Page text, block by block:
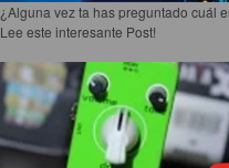
¿Alguna vez ta has preguntado cuál
Lee este interesante Post!